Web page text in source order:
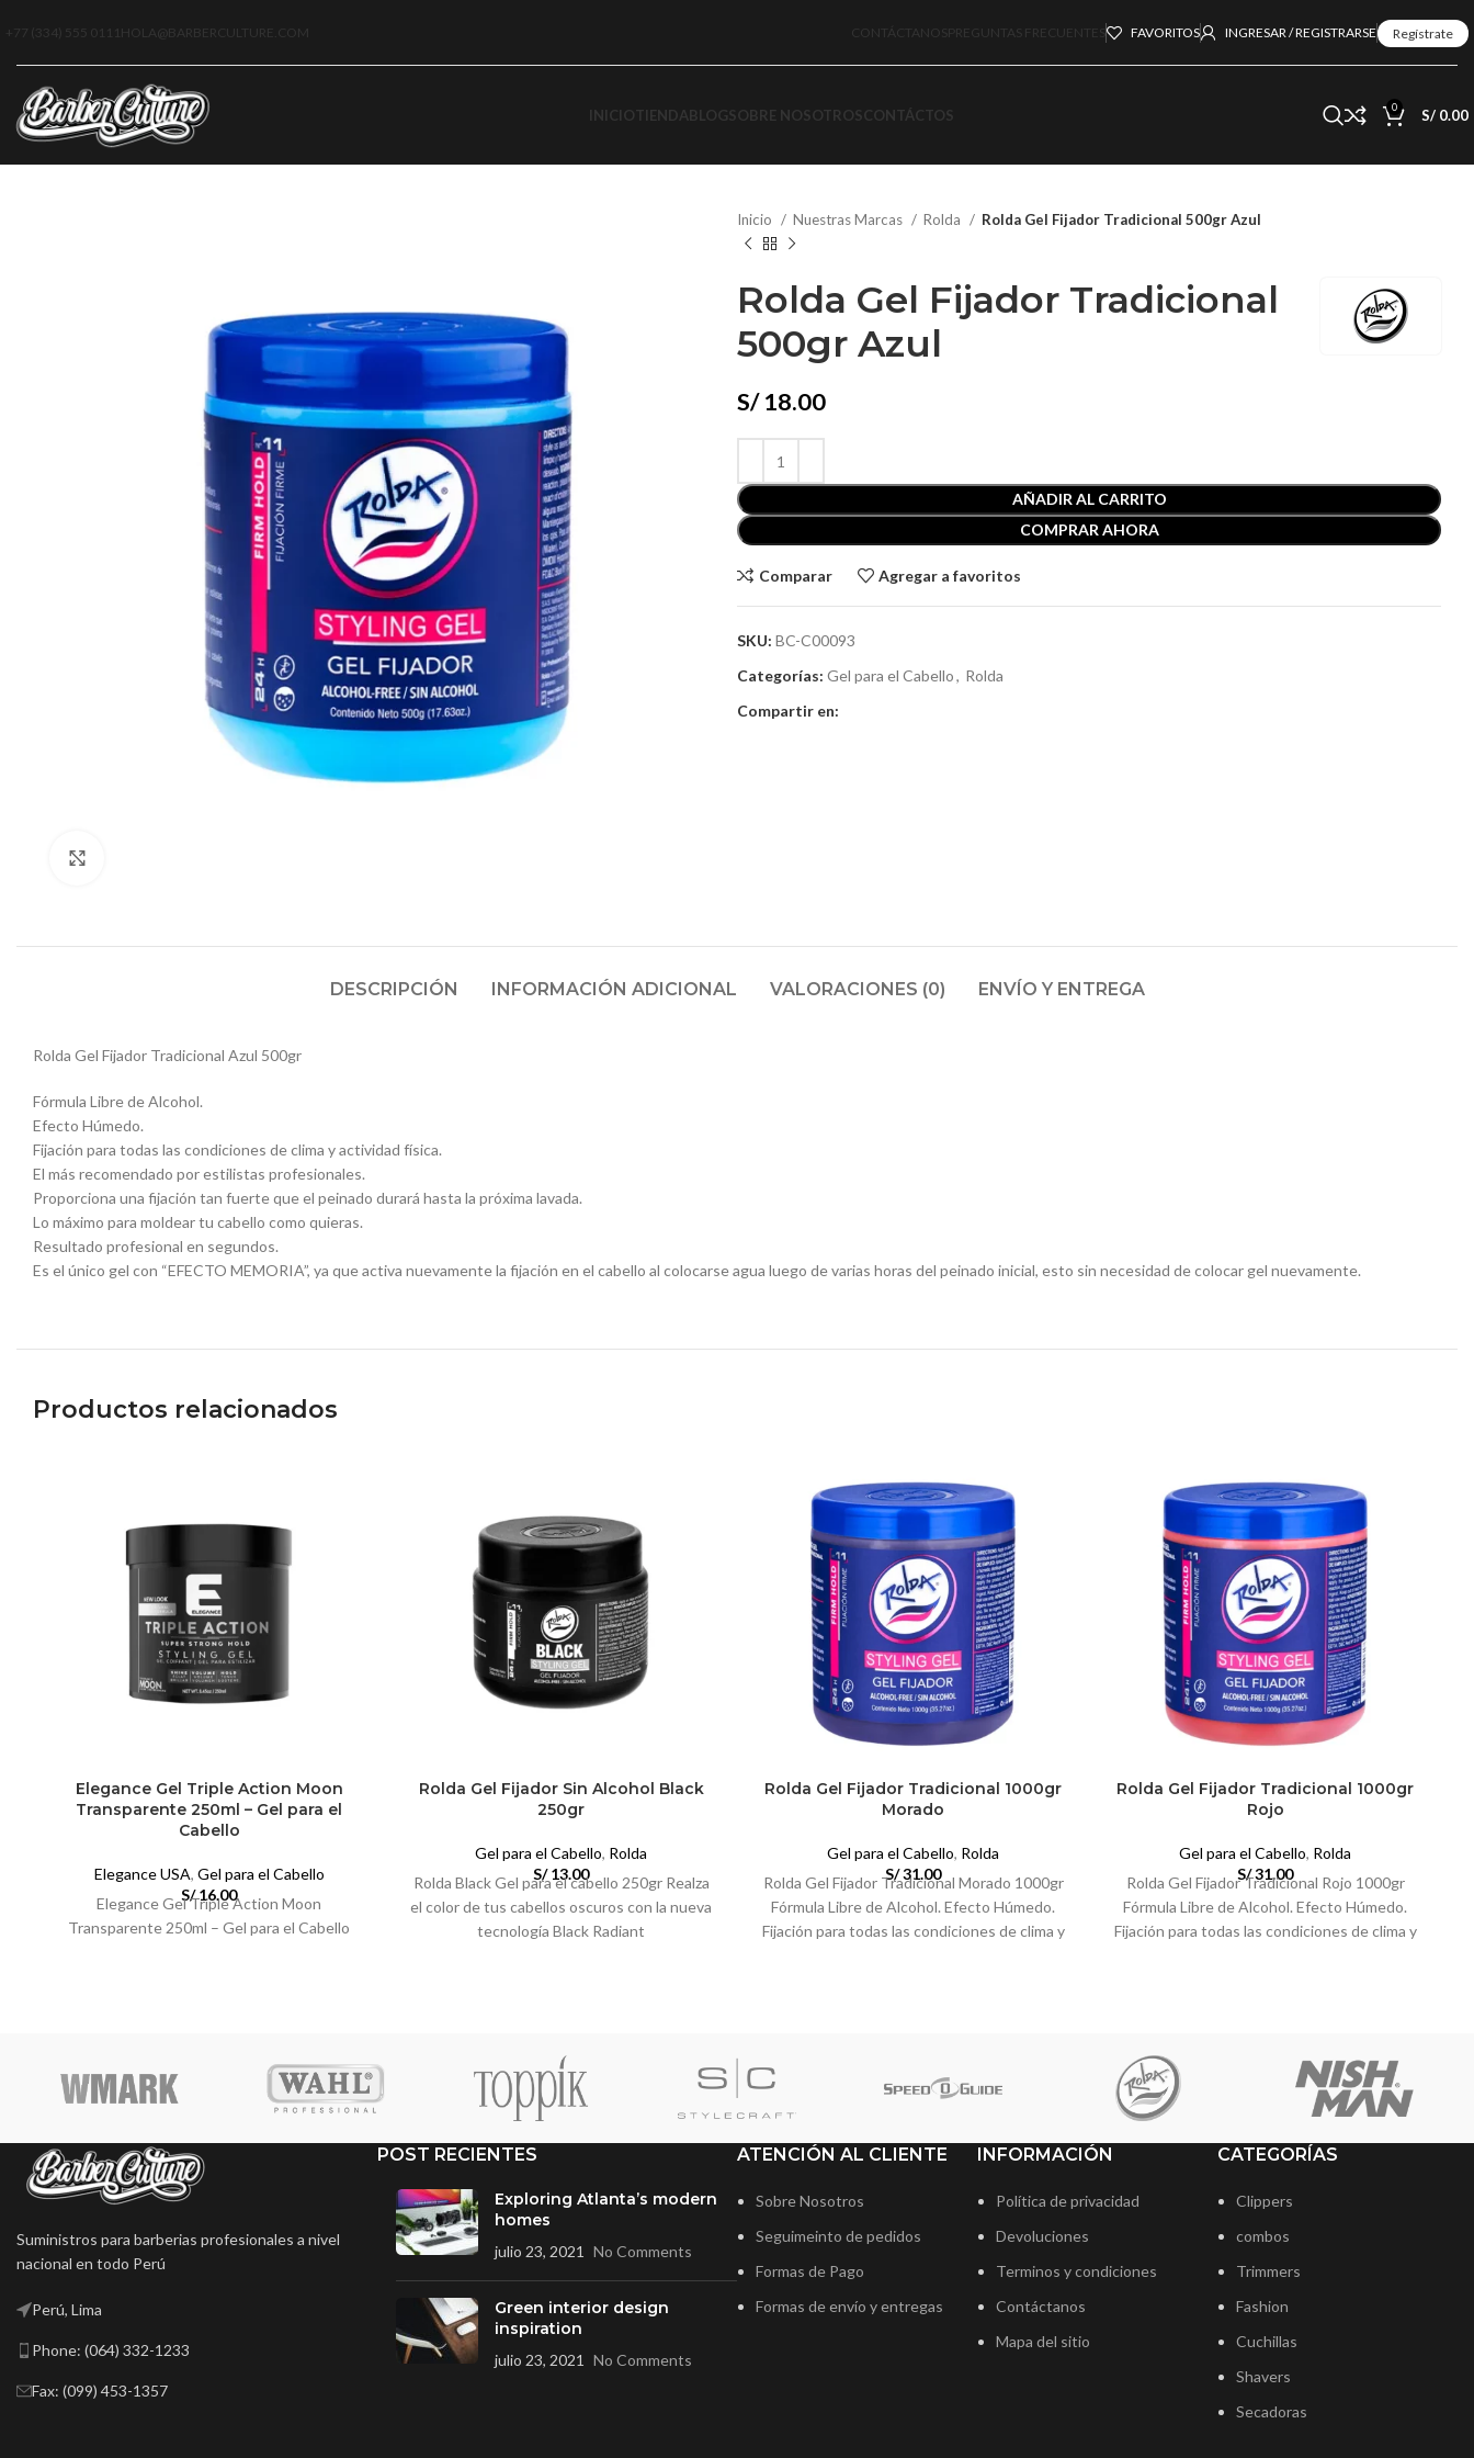
+77 (334) 555 0111 HOLA@BARBERCULTURE.COM CONTÁCTANOS PREGUNTAS FRECUENTES FAVORITOS INGRESAR / REGISTRARSE Regístrate
INICIOTIENDABLOGSOBRE NOSOTROSCONTÁCTOS 0 S/ 0.00
Inicio Nuestras Marcas Rolda Rolda Gel Fijador Tradicional 500gr Azul
Rolda Gel Fijador Tradicional
500gr Azul
S/18.00
AÑADIR AL CARRITO
COMPRAR AHORA
Comparar Agregar a favoritos
SKU: BC-C00093
Categorías: Gel para el Cabello, Rolda
Compartir en:
DESCRIPCIÓN INFORMACIÓN ADICIONAL VALORACIONES (0) ENVÍO Y ENTREGA
Rolda Gel Fijador Tradicional Azul 500gr
Fórmula Libre de Alcohol.
Efecto Húmedo.
Fijación para todas las condiciones de clima y actividad física.
El más recomendado por estilistas profesionales.
Proporciona una fijación tan fuerte que el peinado durará hasta la próxima lavada.
Lo máximo para moldear tu cabello como quieras.
Resultado profesional en segundos.
Es el único gel con “EFECTO MEMORIA”, ya que activa nuevamente la fijación en el cabello al colocarse agua luego de varias horas del peinado inicial, esto sin necesidad de colocar gel nuevamente.
Productos relacionados
Elegance Gel Triple Action Moon
Transparente 250ml – Gel para el
Cabello
Elegance USA, Gel para el Cabello
S/16.00
Elegance Gel Triple Action Moon
Transparente 250ml – Gel para el Cabello
Rolda Gel Fijador Sin Alcohol Black
250gr
Gel para el Cabello, Rolda
S/13.00
Rolda Black Gel para el cabello 250gr Realza
el color de tus cabellos oscuros con la nueva
tecnología Black Radiant
Rolda Gel Fijador Tradicional 1000gr
Morado
Gel para el Cabello, Rolda
S/31.00
Rolda Gel Fijador Tradicional Morado 1000gr
Fórmula Libre de Alcohol. Efecto Húmedo.
Fijación para todas las condiciones de clima y
Rolda Gel Fijador Tradicional 1000gr
Rojo
Gel para el Cabello, Rolda
S/31.00
Rolda Gel Fijador Tradicional Rojo 1000gr
Fórmula Libre de Alcohol. Efecto Húmedo.
Fijación para todas las condiciones de clima y
Suministros para barberias profesionales a nivel
nacional en todo Perú
Perú, Lima
Phone: (064) 332-1233
Fax: (099) 453-1357
POST RECIENTES
Exploring Atlanta’s modern
homes
julio 23, 2021 No Comments
Green interior design
inspiration
julio 23, 2021 No Comments
ATENCIÓN AL CLIENTE
Sobre Nosotros
Seguimeinto de pedidos
Formas de Pago
Formas de envío y entregas
INFORMACIÓN
Política de privacidad
Devoluciones
Terminos y condiciones
Contáctanos
Mapa del sitio
CATEGORÍAS
Clippers
combos
Trimmers
Fashion
Cuchillas
Shavers
Secadoras